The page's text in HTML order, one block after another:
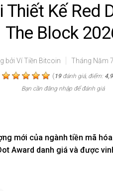
Kế Red
The Block
bởi Ví Tiền Bitcoin Tháng Năm
(19đánh giá, điểm:
Bạn cần đăng nhập để đánh giá
mới của ngành tiền mã
Award danh giá và được